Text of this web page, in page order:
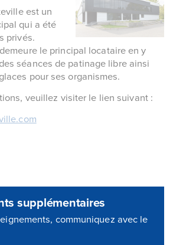
est un
qui a été
privés.
le principal locataire en y
séances de patinage libre ainsi
pour ses organismes.
veuillez visiter le lien suivant :
supplémentaires
communiquez avec le